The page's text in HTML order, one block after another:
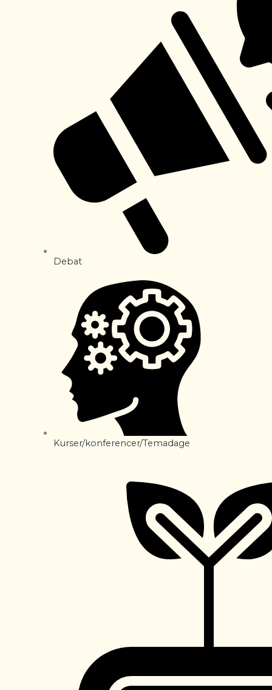
Debat
Kurser/konferencer/Temadage